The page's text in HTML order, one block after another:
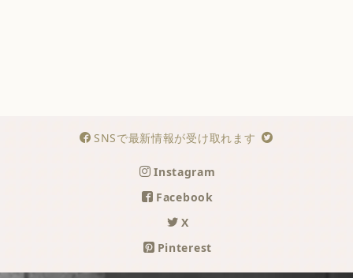
SNSで最新情報が受け取れます
Instagram
Facebook
X
Pinterest